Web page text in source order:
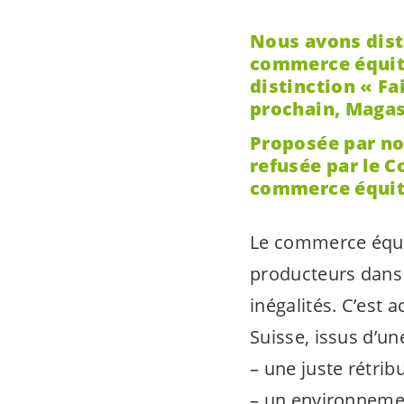
Nous avons
commerce
distinction «
prochain,
Proposée par
refusée par le
commerce éq
Le commerce
producteurs
inégalités. C’est
Suisse, issus
– une juste